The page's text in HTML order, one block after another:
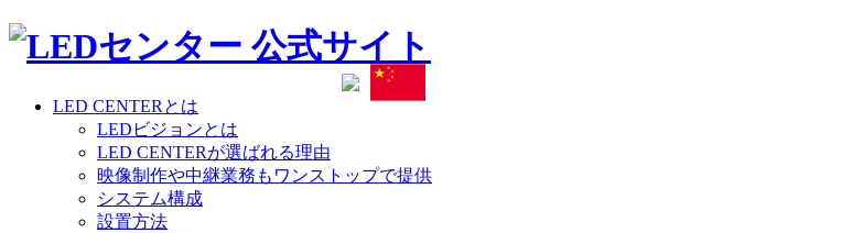
LED CENTERとは
LEDビジョンとは
LED CENTERが選ばれる理由
映像制作や中継業務もワンストップで提供
システム構成
設置方法